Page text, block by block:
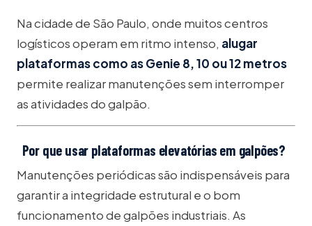
Na cidade de São Paulo, onde muitos centros
logísticos operam em ritmo intenso, alugar
plataformas como as Genie 8, 10 ou 12 metros
permite realizar manutenções sem interromper
as atividades do galpão.
Por que usar plataformas elevatórias em galpões?
Manutenções periódicas são indispensáveis para
garantir a integridade estrutural e o bom
funcionamento de galpões industriais. As